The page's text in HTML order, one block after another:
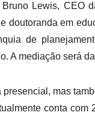
Lewis, CEO
doutoranda em
de
A mediação será
presencial, mas
conta